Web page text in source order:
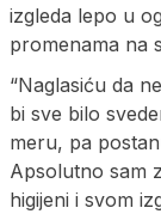
izgleda lepo u
promenama na
“Naglasiću da
bi sve bilo
meru, pa
Apsolutno sam
higijeni i svom